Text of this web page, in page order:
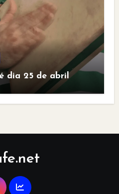
dia 25 de abril